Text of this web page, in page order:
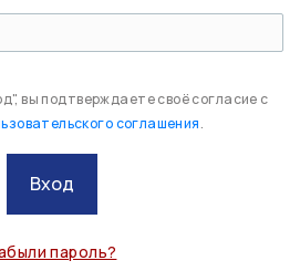
вы подтверждаете своё согласие с
соглашения.
Вход
пароль?